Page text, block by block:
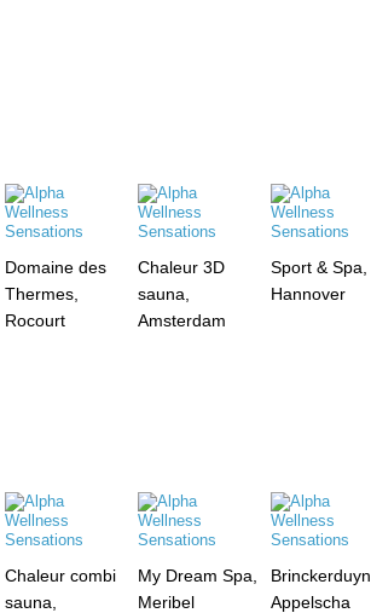
Domaine des
Thermes,
Rocourt
Chaleur 3D
sauna,
Amsterdam
Sport & Spa,
Hannover
Chaleur combi
sauna,
My Dream Spa,
Meribel
Brinckerduyn,
Appelscha